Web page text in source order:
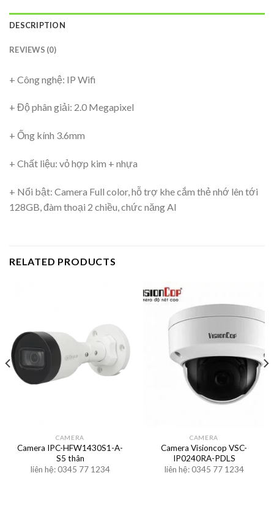
DESCRIPTION
REVIEWS (0)
+ Công nghệ: IP Wifi
+ Độ phân giải: 2.0 Megapixel
+ Ống kính 3.6mm
+ Chất liệu: vỏ hợp kim + nhựa
+ Nổi bật: Camera Full color, hỗ trợ khe cắm thẻ nhớ lên tới
128GB, đàm thoại 2 chiều, chức năng AI
RELATED PRODUCTS
CAMERA
Camera IPC-HFW1430S1-A-
S5 thân
liên hệ: 0345 77 1234
CAMERA
Camera Visioncop VSC-
IP0240RA-PDLS
liên hệ: 0345 77 1234